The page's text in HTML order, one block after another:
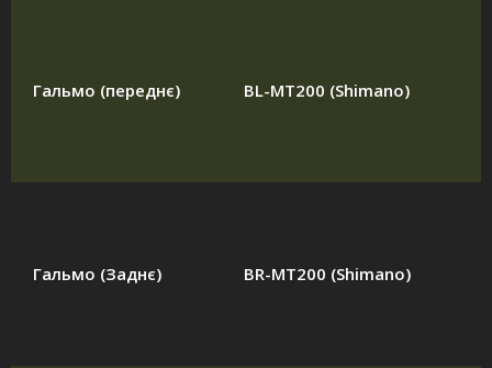
Гальмо (переднє) BL-MT200 (Shimano)
Гальмо (Заднє) BR-MT200 (Shimano)